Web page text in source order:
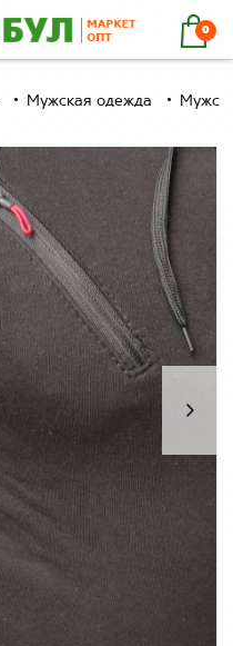
0
Мужская одежда